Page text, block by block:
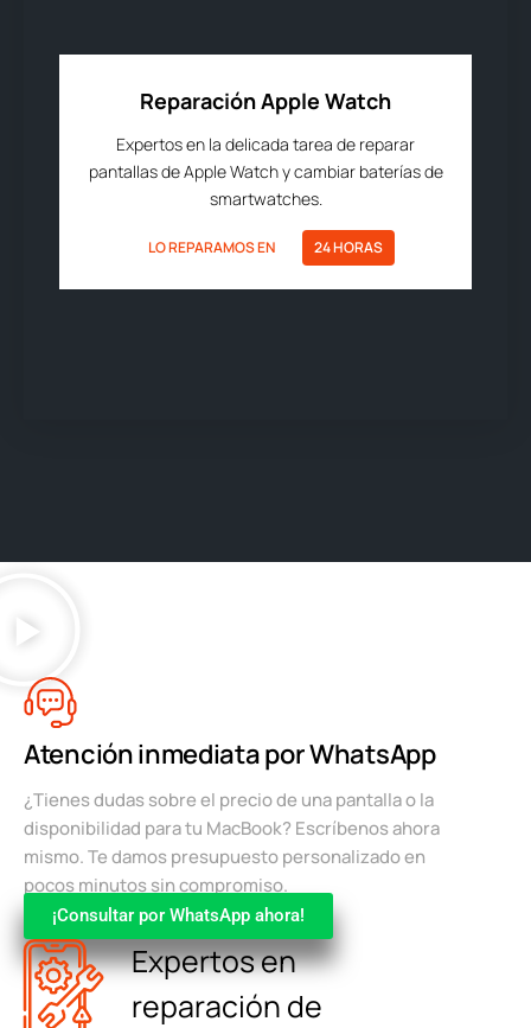
Reparación Apple Watch
Expertos en la delicada tarea de reparar
pantallas de Apple Watch y cambiar baterías de
smartwatches.
LO REPARAMOS EN 24 HORAS
Atención inmediata por WhatsApp
¿Tienes dudas sobre el precio de una pantalla o la
disponibilidad para tu MacBook? Escríbenos ahora
mismo. Te damos presupuesto personalizado en
pocos minutos sin compromiso.
¡Consultar por WhatsApp ahora!
Expertos en
reparación de